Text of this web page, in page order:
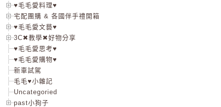
♥毛毛愛料理♥
宅配團購 & 各國伴手禮開箱
♥毛毛愛文藝♥
3C✖教學✖好物分享
♥毛毛愛思考♥
♥毛毛愛購物♥
新車試駕
毛毛♥小雜記
Uncategoried
past小狗子